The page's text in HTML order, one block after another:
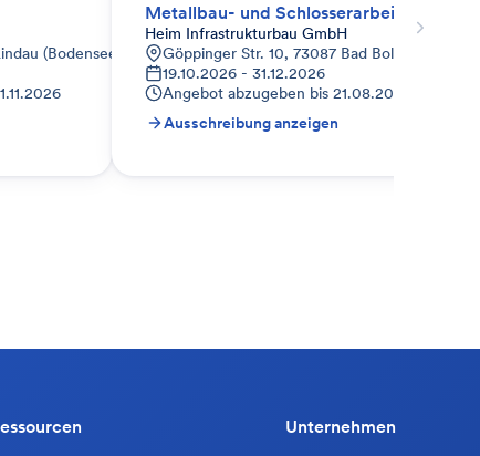
(Bodensee)-Zech, Deutschland
Metallbau- und Schlosserarbeiten
Heim Infrastrukturbau GmbH
Göppinger Str. 10, 73087 Bad Boll,
19.10.2026 - 31.12.2026
Angebot abzugeben bis 21.08.2026
Ausschreibung anzeigen
Unternehmen